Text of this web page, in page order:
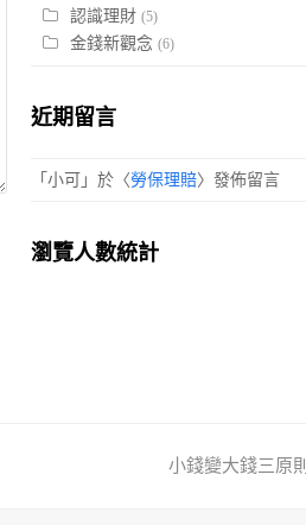
認識理財 (5)
金錢新觀念 (6)
近期留言
「 小可 」於〈勞保理賠〉發佈留言
瀏覽人數統計
next
小錢變大錢三原則